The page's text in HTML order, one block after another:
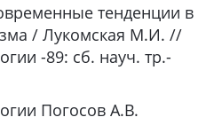
тенденции в
/ Лукомская М.И. //
-89: сб. науч. тр.-
Погосов А.В.